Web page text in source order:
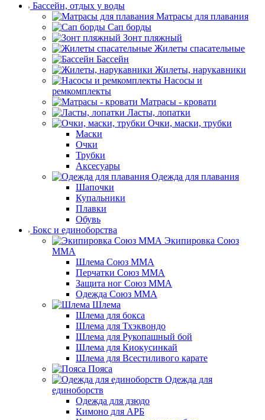
Бассейн, отдых у воды
Матрасы для плавания
Сап борды
Зонт пляжный
Жилеты спасательные
Бассейн
Жилеты, нарукавники
Насосы и
ремкомплекты
Матрасы - кровати
Ласты, лопатки
Очки, маски, трубки
Маски
Очки
Трубки
Аксесуары
Одежда для плавания
Шапочки
Купальники
Плавки
Обувь
Бокс и единоборства
Экипировка Союз
ММА
Шлема Союз ММА
Перчатки Союз ММА
Защита ног Союз ММА
Одежда Союз ММА
Шлема
Шлема для бокса
Шлема для Тхэквондо
Шлема для Рукопашный бой
Шлема для Киокусинкай
Шлема для Всестиливого карате
Пояса
Одежда для
единоборств
Одежда для дзюдо
Кимоно для АРБ